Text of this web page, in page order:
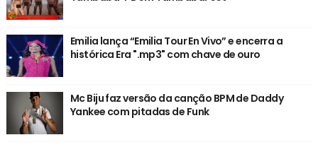
Emilia lança “Emilia Tour En Vivo” e encerra a
histórica Era ".mp3" com chave de ouro
Mc Biju faz versão da canção BPM de Daddy
Yankee com pitadas de Funk